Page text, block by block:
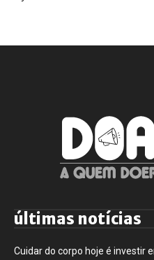
últimas notícias
Cuidar do corpo hoje é investir